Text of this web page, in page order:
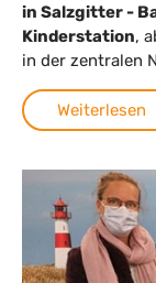
in Salzgitter -
Kinderstation,
in der zentralen
Weiterlesen